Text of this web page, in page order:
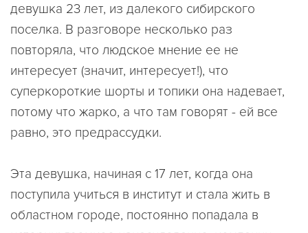
девушка 23 лет, из далекого сибирского
поселка. В разговоре несколько раз
повторяла, что людское мнение ее не
интересует (значит, интересует!), что
суперкороткие шорты и топики она надевает,
потому что жарко, а что там говорят - ей все
равно, это предрассудки.
Эта девушка, начиная с 17 лет, когда она
поступила учиться в институт и стала жить в
областном городе, постоянно попадала в